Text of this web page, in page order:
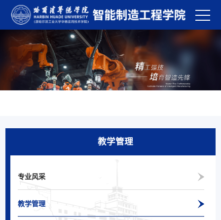
教学管理
专业风采
教学管理